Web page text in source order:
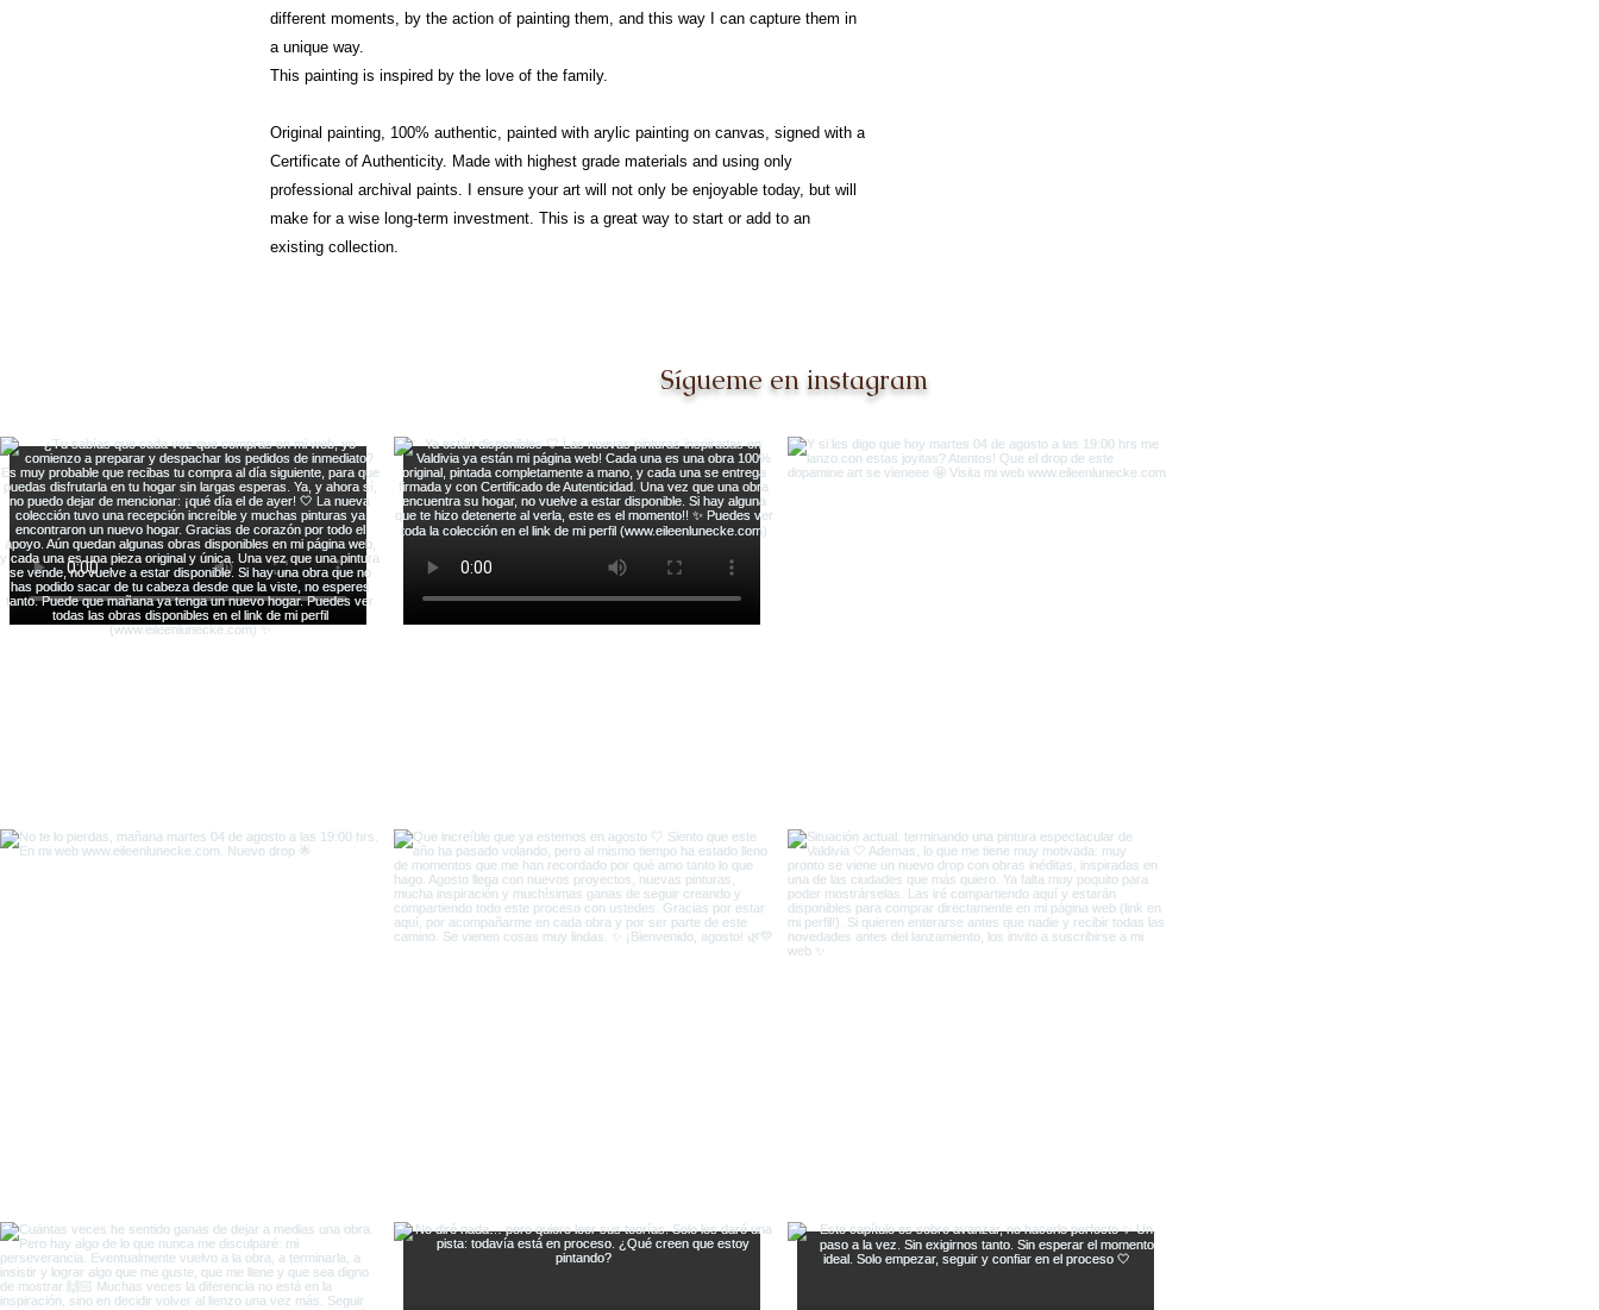
different moments, by the action of painting them, and this way I can capture them in
a unique way.
This painting is inspired by the love of the family.
Original painting, 100% authentic, painted with arylic painting on canvas, signed with a
Certificate of Authenticity. Made with highest grade materials and using only
professional archival paints. I ensure your art will not only be enjoyable today, but will
make for a wise long-term investment. This is a great way to start or add to an
existing collection.
Sígueme en instagram